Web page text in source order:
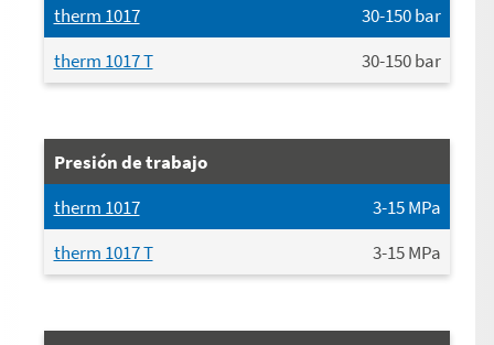
therm 1017
30-150bar
therm 1017 T
30-150bar
Presión de trabajo
therm 1017
3-15MPa
therm 1017 T
3-15MPa